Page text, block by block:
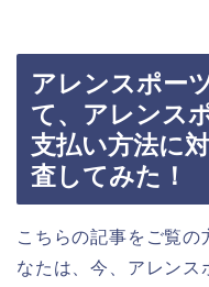
アレンスポー
て、アレンス
支払い方法に
査してみた！
こちらの記事をご覧の
なたは、今、アレンス